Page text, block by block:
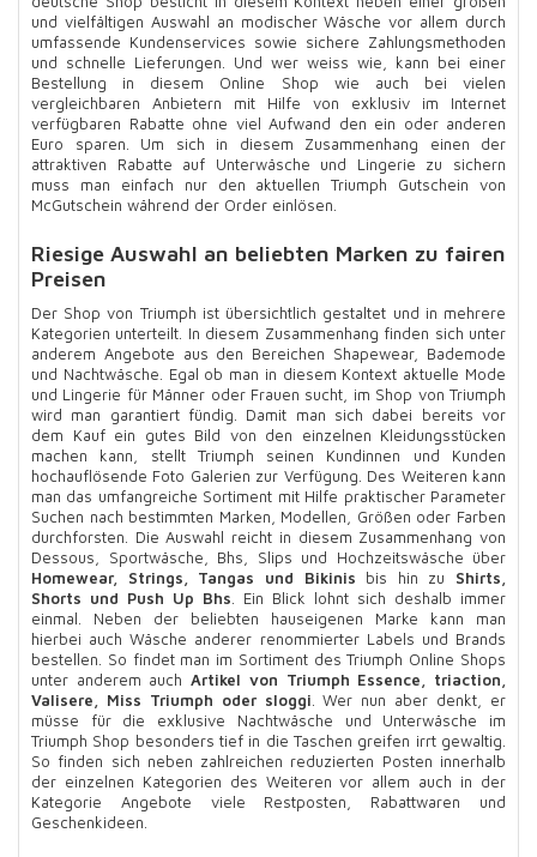
und vielfältigen Auswahl an modischer Wäsche vor allem durch
umfassende Kundenservices sowie sichere Zahlungsmethoden
und schnelle Lieferungen. Und wer weiss wie, kann bei einer
Bestellung in diesem Online Shop wie auch bei vielen
vergleichbaren Anbietern mit Hilfe von exklusiv im Internet
verfügbaren Rabatte ohne viel Aufwand den ein oder anderen
Euro sparen. Um sich in diesem Zusammenhang einen der
attraktiven Rabatte auf Unterwäsche und Lingerie zu sichern
muss man einfach nur den aktuellen Triumph Gutschein von
McGutschein während der Order einlösen.
Riesige Auswahl an beliebten Marken zu fairen
Preisen
Der Shop von Triumph ist übersichtlich gestaltet und in mehrere
Kategorien unterteilt. In diesem Zusammenhang finden sich unter
anderem Angebote aus den Bereichen Shapewear, Bademode
und Nachtwäsche. Egal ob man in diesem Kontext aktuelle Mode
und Lingerie für Männer oder Frauen sucht, im Shop von Triumph
wird man garantiert fündig. Damit man sich dabei bereits vor
dem Kauf ein gutes Bild von den einzelnen Kleidungsstücken
machen kann, stellt Triumph seinen Kundinnen und Kunden
hochauflösende Foto Galerien zur Verfügung. Des Weiteren kann
man das umfangreiche Sortiment mit Hilfe praktischer Parameter
Suchen nach bestimmten Marken, Modellen, Größen oder Farben
durchforsten. Die Auswahl reicht in diesem Zusammenhang von
Dessous, Sportwäsche, Bhs, Slips und Hochzeitswäsche über
Homewear, Strings, Tangas und Bikinis bis hin zu Shirts,
Shorts und Push Up Bhs. Ein Blick lohnt sich deshalb immer
einmal. Neben der beliebten hauseigenen Marke kann man
hierbei auch Wäsche anderer renommierter Labels und Brands
bestellen. So findet man im Sortiment des Triumph Online Shops
unter anderem auchArtikel von Triumph Essence, triaction,
Valisere, Miss Triumph oder sloggi. Wer nun aber denkt, er
müsse für die exklusive Nachtwäsche und Unterwäsche im
Triumph Shop besonders tief in die Taschen greifen irrt gewaltig.
So finden sich neben zahlreichen reduzierten Posten innerhalb
der einzelnen Kategorien des Weiteren vor allem auch in der
Kategorie Angebote viele Restposten, Rabattwaren und
Geschenkideen.